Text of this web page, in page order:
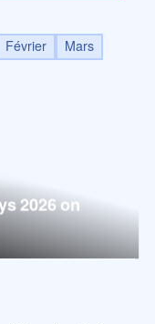
Février
Mars
2026 on